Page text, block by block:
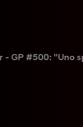
- GP #500: "Uno